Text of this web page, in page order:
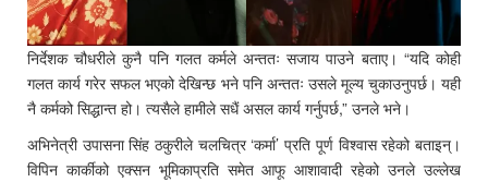
निर्देशक चौधरीले कुनै पनि गलत कर्मले अन्ततः सजाय पाउने बताए। “यदि कोही
गलत कार्य गरेर सफल भएको देखिन्छ भने पनि अन्ततः उसले मूल्य चुकाउनुपर्छ। यही
नै कर्मको सिद्धान्त हो। त्यसैले हामीले सधैं असल कार्य गर्नुपर्छ,” उनले भने।
अभिनेत्री उपासना सिंह ठकुरीले चलचित्र ‘कर्मा’ प्रति पूर्ण विश्वास रहेको बताइन्।
विपिन कार्कीको एक्सन भूमिकाप्रति समेत आफू आशावादी रहेको उनले उल्लेख